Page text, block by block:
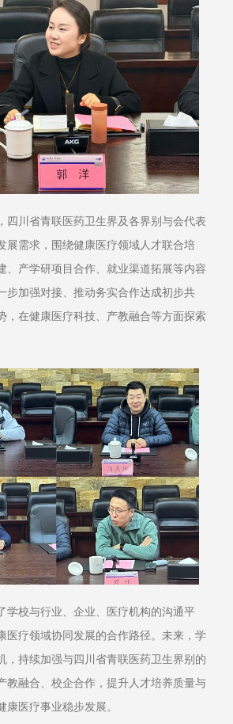
四川省青联医药卫生界及各界别与会代表
展需求，围绕健康医疗领域人才联合培
、产学研项目合作、就业渠道拓展等内容
步加强对接、推动务实合作达成初步共
，在健康医疗科技、产教融合等方面探索
学校与行业、企业、医疗机构的沟通平
医疗领域协同发展的合作路径。未来，学
，持续加强与四川省青联医药卫生界别的
教融合、校企合作，提升人才培养质量与
康医疗事业稳步发展。